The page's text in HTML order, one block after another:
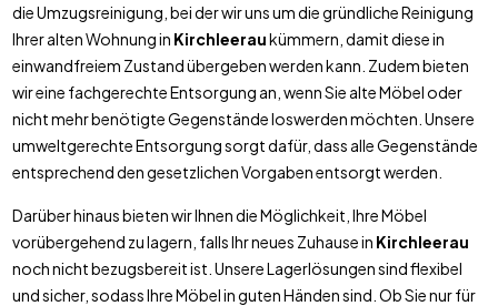
die Umzugsreinigung, bei der wir uns um die gründliche Reinigung
Ihrer alten Wohnung in Kirchleeraukümmern, damit diese in
einwandfreiem Zustand übergeben werden kann. Zudem bieten
wir eine fachgerechte Entsorgung an, wenn Sie alte Möbel oder
nicht mehr benötigte Gegenstände loswerden möchten. Unsere
umweltgerechte Entsorgung sorgt dafür, dass alle Gegenstände
entsprechend den gesetzlichen Vorgaben entsorgt werden.
Darüber hinaus bieten wir Ihnen die Möglichkeit, Ihre Möbel
vorübergehend zu lagern, falls Ihr neues Zuhause in Kirchleerau
noch nicht bezugsbereit ist. Unsere Lagerlösungen sind flexibel
und sicher, sodass Ihre Möbel in guten Händen sind. Ob Sie nur für